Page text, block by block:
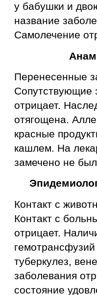
у бабушки и
название
Самолечение
Перенесенные
Сопутствующие
отрицает.
отягощена.
красные
кашлем. На
замечено не
Контакт с
Контакт с
отрицает.
гемотрансфузий
туберкулез,
заболевания
состояние